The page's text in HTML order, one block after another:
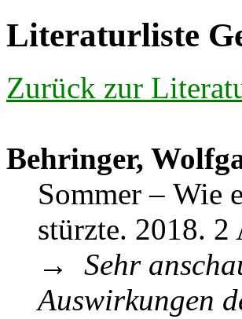
Literaturliste
Zurück zur
Behringer,
Sommer – Wie
stürzte. 2018.
→
Sehr
Auswirkungen